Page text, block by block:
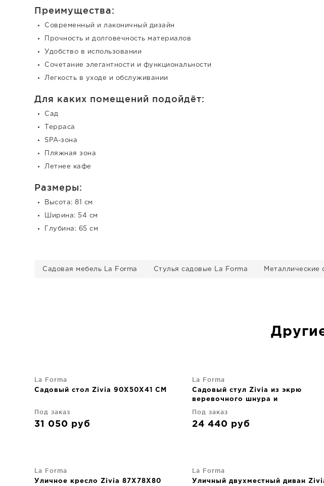
Преимущества:
Современный и лаконичный дизайн
Прочность и долговечность материалов
Удобство в использовании
Сочетание элегантности и функциональности
Легкость в уходе и обслуживании
Для каких помещений подойдёт:
Сад
Терраса
SPA-зона
Пляжная зона
Летнее кафе
Размеры:
Высота: 81 см
Ширина: 54 см
Глубина: 65 см
Садовая мебель La Forma Стулья садовые La Forma Металлические
La Forma
Садовый стол Zivia 90X50X41 CM
Под заказ
31 050 руб
La Forma
Садовый стул Zivia из экрю
веревочного шнура и
Под заказ
24 440 руб
La Forma
Уличное кресло Zivia 87X78X80
La Forma
Уличный двухместный диван